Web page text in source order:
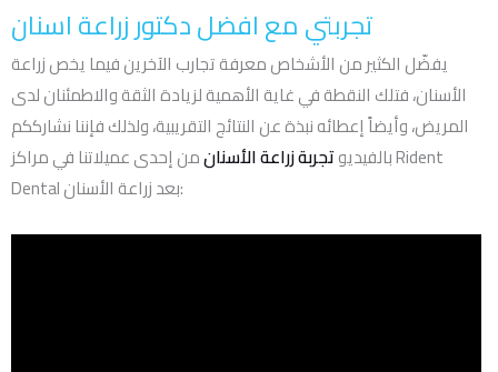
تجربتي مع افضل دكتور زراعة اسنان
يفضّل الكثير من الأشخاص معرفة تجارب الآخرين فيما يخص زراعة
الأسنان، فتلك النقطة في غاية الأهمية لزيادة الثقة والاطمئنان لدى
المريض، وأيضاً إعطائه نبذة عن النتائج التقريبية، ولذلك فإننا نشارككم
بالفيديوتجربة زراعة الأسنانمن إحدى عميلاتنا في مراكز Rident
Dental بعد زراعة الأسنان: